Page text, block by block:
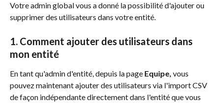
Votre admin global vous a donné la possibilité d'ajouter ou
supprimer des utilisateurs dans votre entité.
1. Comment ajouter des utilisateurs dans
mon entité
En tant qu'admin d'entité, depuis la page Equipe, vous
pouvez maintenant ajouter des utilisateurs via l'import CSV
de façon indépendante directement dans l'entité que vous